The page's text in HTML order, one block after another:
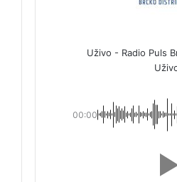
Uživo - Radio Puls
00:00